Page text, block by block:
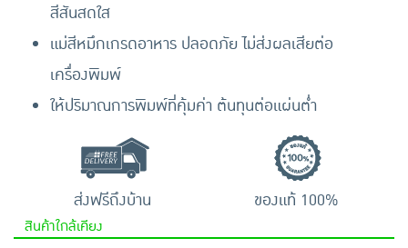
สีสันสดใส
แม่สีหมึกเกรดอาหาร ปลอดภัย ไม่ส่งผลเสียต่อ
เครื่องพิมพ์
ให้ปริมาณการพิมพ์ที่คุ้มค่า ต้นทุนต่อแผ่นต่ำ
ส่งฟรีถึงบ้าน ของแท้ 100%
สินค้าใกล้เคียง